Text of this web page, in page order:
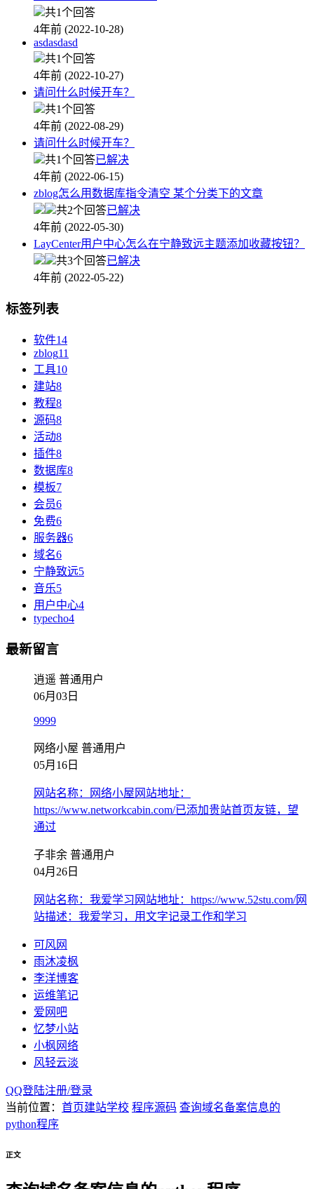
共1个回答
4年前 (2022-10-28)
asdasdasd
共1个回答
4年前 (2022-10-27)
请问什么时候开车？
共1个回答
4年前 (2022-08-29)
请问什么时候开车？
共1个回答已解决
4年前 (2022-06-15)
zblog怎么用数据库指令清空 某个分类下的文章
共2个回答已解决
4年前 (2022-05-30)
LayCenter用户中心怎么在宁静致远主题添加收藏按钮？
共3个回答已解决
4年前 (2022-05-22)
标签列表
软件14
zblog11
工具10
建站8
教程8
源码8
活动8
插件8
数据库8
模板7
会员6
免费6
服务器6
域名6
宁静致远5
音乐5
用户中心4
typecho4
最新留言
逍遥 普通用户
06月03日
9999
网络小屋 普通用户
05月16日
网站名称：网络小屋网站地址：
https://www.networkcabin.com/已添加贵站首页友链，望
通过
子非余 普通用户
04月26日
网站名称：我爱学习网站地址：https://www.52stu.com/网
站描述：我爱学习，用文字记录工作和学习
可风网
雨沐凌枫
李洋博客
运维笔记
爱网吧
忆梦小站
小枫网络
风轻云淡
QQ登陆注册/登录
当前位置： 首页建站学校 程序源码 查询域名备案信息的
python程序
正文